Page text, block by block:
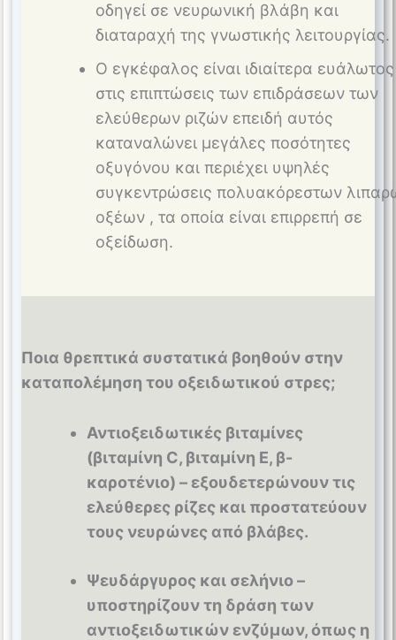
οδηγεί σε νευρωνική βλάβη και
διαταραχή της γνωστικής λειτουργίας​.
Ο εγκέφαλος είναι ιδιαίτερα ευάλωτος
στις επιπτώσεις των επιδράσεων των
ελεύθερων ριζών επειδή αυτός
καταναλώνει μεγάλες ποσότητες
οξυγόνου και περιέχει υψηλές
συγκεντρώσεις πολυακόρεστων
οξέων , τα οποία είναι επιρρεπή σε
οξείδωση.
Ποια θρεπτικά συστατικά βοηθούν στην
καταπολέμηση του οξειδωτικού στρες;
Αντιοξειδωτικές βιταμίνες
(βιταμίνη C, βιταμίνη E, β-
καροτένιο) – εξουδετερώνουν τις
ελεύθερες ρίζες και προστατεύουν
τους νευρώνες από βλάβες.
Ψευδάργυρος και σελήνιο –
υποστηρίζουν τη δράση των
αντιοξειδωτικών ενζύμων, όπως η